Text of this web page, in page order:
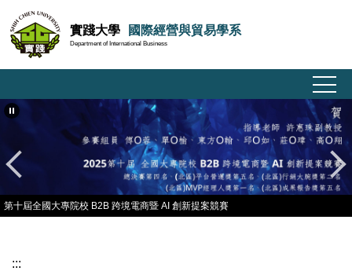
到
主
要
容
實踐大學 國際經營與貿易學系
Department of International Business
第十屆全國大專院校 B2B 跨境電商暨 AI 創新提案競賽
第十屆全國大專院校 B2B 跨境電商暨 AI 創新提案競賽
:::